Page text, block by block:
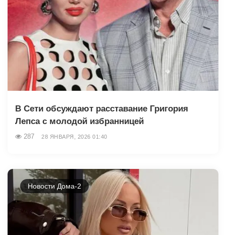
В Сети обсуждают расставание Григория
Лепса с молодой избранницей
287 28 ЯНВАРЯ, 2026 01:40
Новости Дома-2